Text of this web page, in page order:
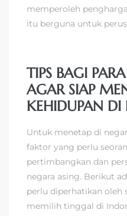
memperoleh
itu berguna untuk
TIPS BAGI
AGAR SIAP
KEHIDUPAN DI
Untuk menetap di
faktor yang perlu
pertimbangkan dan
negara asing. Berikut
perlu diperhatikan oleh
memilih tinggal di